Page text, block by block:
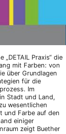
Praxis“ die
mit Farben: von
über Grundlagen
für die
Im
Stadt und Land,
wesentlichen
und Farbe auf den
einiger
zeigt Buether